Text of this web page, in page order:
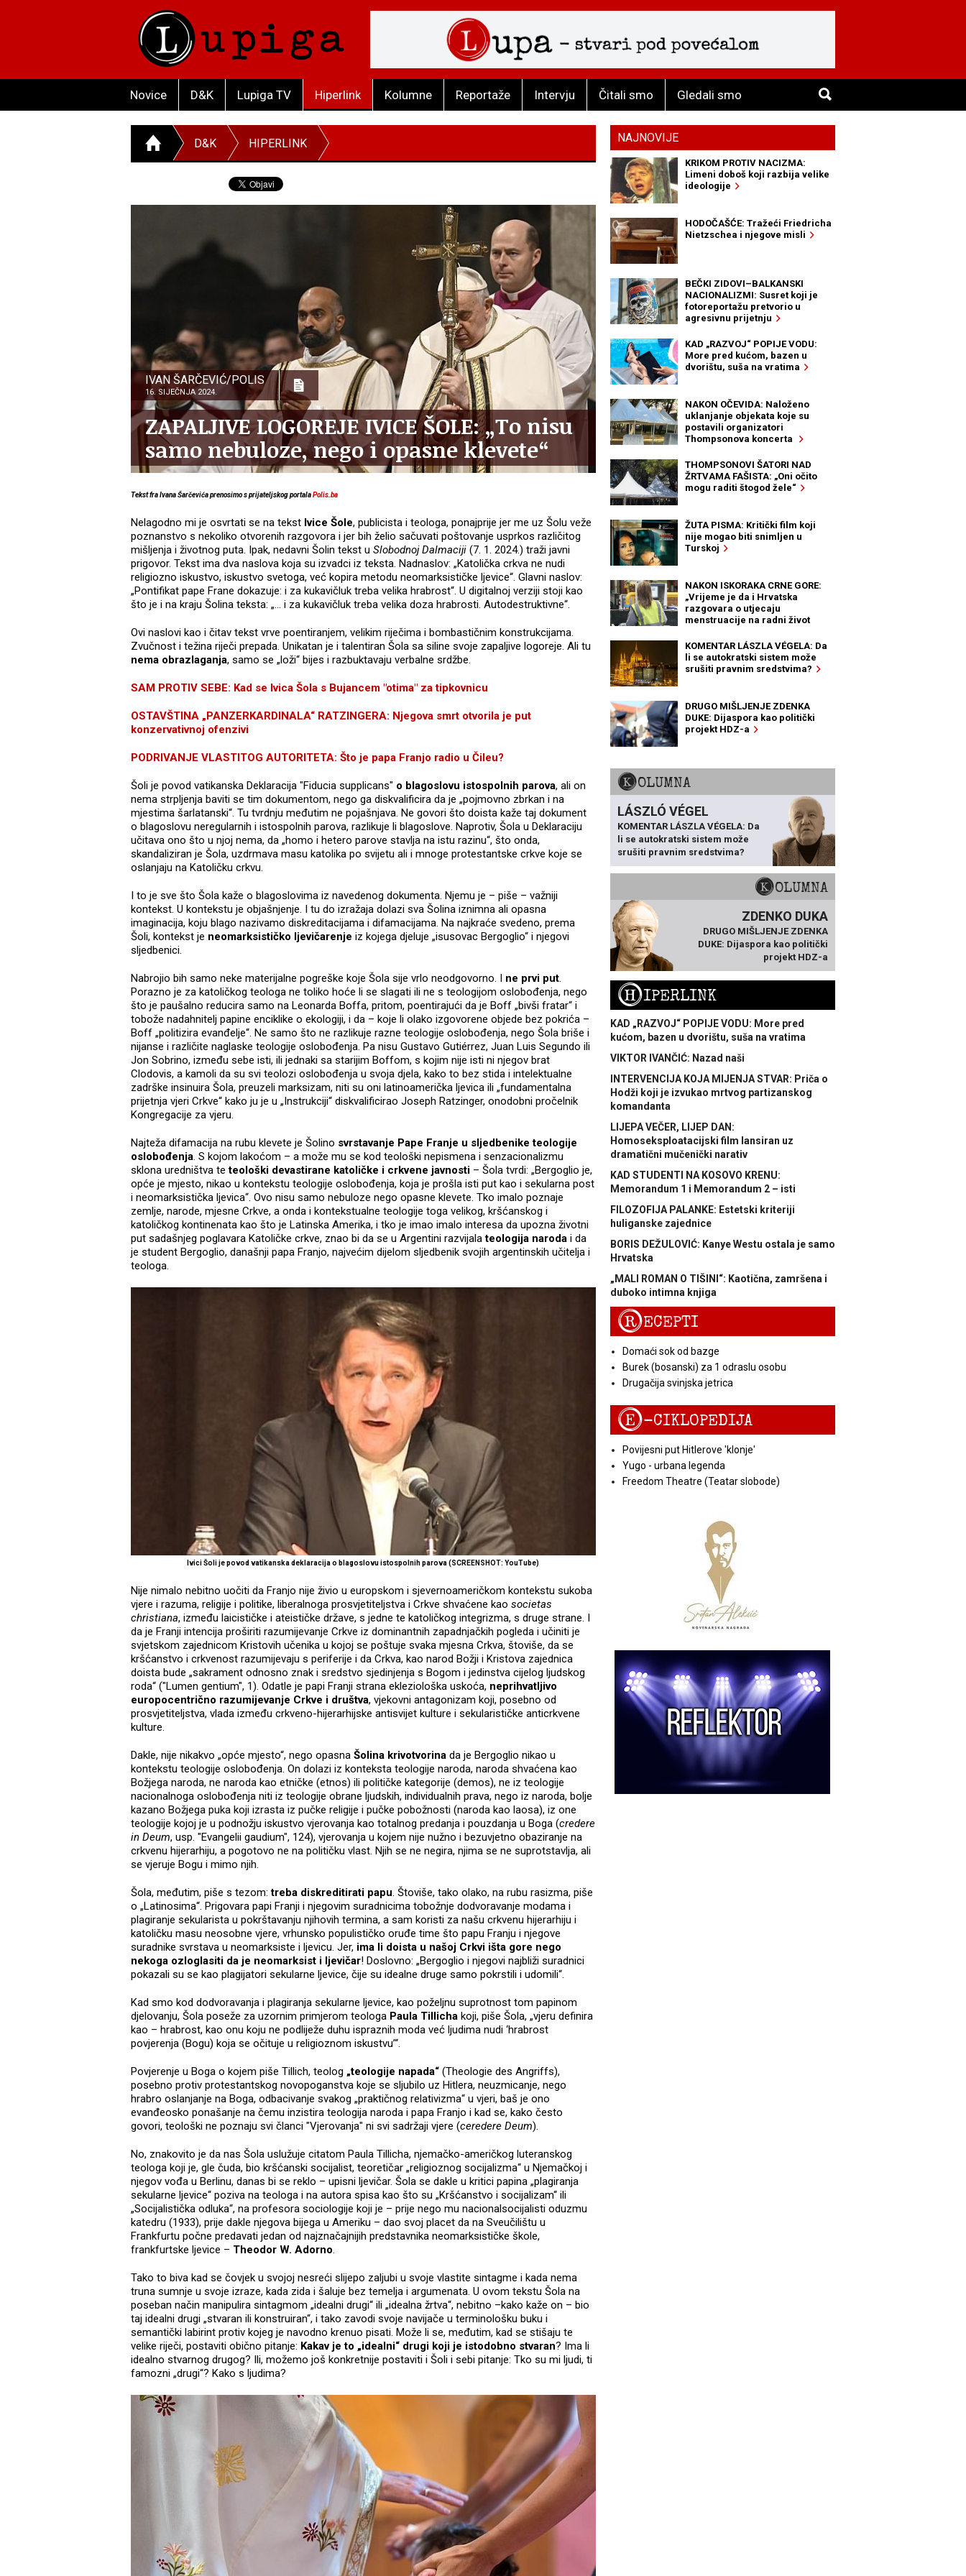
Novice D&K Lupiga TV Hiperlink Kolumne Reportaže Intervju Čitali smo Gledali smo
D&K HIPERLINK
IVAN ŠARČEVIĆ/POLIS
16. SIJEČNJA 2024.
ZAPALJIVE LOGOREJE IVICE ŠOLE: „To nisu
samo nebuloze, nego i opasne klevete“
Tekst fra Ivana Šarčevića prenosimo s prijateljskog portalaPolis.ba
Nelagodno mi je osvrtati se na tekst Ivice Šole, publicista i teologa, ponajprije jer me uz Šolu veže
poznanstvo s nekoliko otvorenih razgovora i jer bih želio sačuvati poštovanje usprkos različitog
mišljenja i životnog puta. Ipak, nedavni Šolin tekst u Slobodnoj Dalmaciji (7. 1. 2024.) traži javni
prigovor. Tekst ima dva naslova koja su izvadci iz teksta. Nadnaslov: „Katolička crkva ne nudi
religiozno iskustvo, iskustvo svetoga, već kopira metodu neomarksističke ljevice“. Glavni naslov:
„Pontifikat pape Frane dokazuje: i za kukavičluk treba velika hrabrost“. U digitalnoj verziji stoji kao
što je i na kraju Šolina teksta: „… i za kukavičluk treba velika doza hrabrosti. Autodestruktivne“.
Ovi naslovi kao i čitav tekst vrve poentiranjem, velikim riječima i bombastičnim konstrukcijama.
Zvučnost i težina riječi prepada. Unikatan je i talentiran Šola sa siline svoje zapaljive logoreje. Ali tu
nema obrazlaganja, samo se „loži“ bijes i razbuktavaju verbalne srdžbe.
SAM PROTIV SEBE: Kad se Ivica Šola s Bujancem "otima" za tipkovnicu
OSTAVŠTINA „PANZERKARDINALA“ RATZINGERA: Njegova smrt otvorila je put
konzervativnoj ofenzivi
PODRIVANJE VLASTITOG AUTORITETA: Što je papa Franjo radio u Čileu?
Šoli je povod vatikanska Deklaracija "Fiducia supplicans" o blagoslovu istospolnih parova, ali on
nema strpljenja baviti se tim dokumentom, nego ga diskvalificira da je „pojmovno zbrkan i na
mjestima šarlatanski“. Tu tvrdnju međutim ne pojašnjava. Ne govori što doista kaže taj dokument
o blagoslovu neregularnih i istospolnih parova, razlikuje li blagoslove. Naprotiv, Šola u Deklaraciju
učitava ono što u njoj nema, da „homo i hetero parove stavlja na istu razinu“, što onda,
skandaliziran je Šola, uzdrmava masu katolika po svijetu ali i mnoge protestantske crkve koje se
oslanjaju na Katoličku crkvu.
I to je sve što Šola kaže o blagoslovima iz navedenog dokumenta. Njemu je – piše – važniji
kontekst. U kontekstu je objašnjenje. I tu do izražaja dolazi sva Šolina iznimna ali opasna
imaginacija, koju blago nazivamo diskreditacijama i difamacijama. Na najkraće svedeno, prema
Šoli, kontekst je neomarksističko ljevičarenje iz kojega djeluje „isusovac Bergoglio“ i njegovi
sljedbenici.
Nabrojio bih samo neke materijalne pogreške koje Šola sije vrlo neodgovorno. I ne prvi put.
Porazno je za katoličkog teologa ne toliko hoće li se slagati ili ne s teologijom oslobođenja, nego
što je paušalno reducira samo na Leonarda Boffa, pritom, poentirajući da je Boff „bivši fratar“ i
tobože nadahnitelj papine enciklike o ekologiji, i da – koje li olako izgovorene objede bez pokrića –
Boff „politizira evanđelje“. Ne samo što ne razlikuje razne teologije oslobođenja, nego Šola briše i
nijanse i različite naglaske teologije oslobođenja. Pa nisu Gustavo Gutiérrez, Juan Luis Segundo ili
Jon Sobrino, između sebe isti, ili jednaki sa starijim Boffom, s kojim nije isti ni njegov brat
Clodovis, a kamoli da su svi teolozi oslobođenja u svoja djela, kako to bez stida i intelektualne
zadrške insinuira Šola, preuzeli marksizam, niti su oni latinoamerička ljevica ili „fundamentalna
prijetnja vjeri Crkve“ kako ju je u „Instrukciji“ diskvalificirao Joseph Ratzinger, onodobni pročelnik
Kongregacije za vjeru.
Najteža difamacija na rubu klevete je Šolino svrstavanje Pape Franje u sljedbenike teologije
oslobođenja. S kojom lakoćom – a može mu se kod teološki nepismena i senzacionalizmu
sklona uredništva teteološki devastirane katoličke i crkvene javnosti – Šola tvrdi: „Bergoglio je,
opće je mjesto, nikao u kontekstu teologije oslobođenja, koja je prošla isti put kao i sekularna post
i neomarksistička ljevica“. Ovo nisu samo nebuloze nego opasne klevete. Tko imalo poznaje
zemlje, narode, mjesne Crkve, a onda i kontekstualne teologije toga velikog, kršćanskog i
katoličkog kontinenata kao što je Latinska Amerika, i tko je imao imalo interesa da upozna životni
put sadašnjeg poglavara Katoličke crkve, znao bi da se u Argentini razvijalateologija naroda i da
je student Bergoglio, današnji papa Franjo, najvećim dijelom sljedbenik svojih argentinskih učitelja i
teologa.
Ivici Šoli je povod vatikanska deklaracija o blagoslovu istospolnih parova (SCREENSHOT: YouTube)
Nije nimalo nebitno uočiti da Franjo nije živio u europskom i sjevernoameričkom kontekstu sukoba
vjere i razuma, religije i politike, liberalnoga prosvjetiteljstva i Crkve shvaćene kao societas
christiana, između laicističke i ateističke države, s jedne te katoličkog integrizma, s druge strane. I
da je Franji intencija proširiti razumijevanje Crkve iz dominantnih zapadnjačkih pogleda i učiniti je
svjetskom zajednicom Kristovih učenika u kojoj se poštuje svaka mjesna Crkva, štoviše, da se
kršćanstvo i crkvenost razumijevaju s periferije i da Crkva, kao narod Božji i Kristova zajednica
doista bude „sakrament odnosno znak i sredstvo sjedinjenja s Bogom i jedinstva cijelog ljudskog
roda“ ("Lumen gentium", 1). Odatle je papi Franji strana ekleziološka uskoća, neprihvatljivo
europocentrično razumijevanje Crkve i društva, vjekovni antagonizam koji, posebno od
prosvjetiteljstva, vlada između crkveno-hijerarhijske antisvijet kulture i sekularističke anticrkvene
kulture.
Dakle, nije nikakvo „opće mjesto“, nego opasna Šolina krivotvorina da je Bergoglio nikao u
kontekstu teologije oslobođenja. On dolazi iz konteksta teologije naroda, naroda shvaćena kao
Božjega naroda, ne naroda kao etničke (etnos) ili političke kategorije (demos), ne iz teologije
nacionalnoga oslobođenja niti iz teologije obrane ljudskih, individualnih prava, nego iz naroda, bolje
kazano Božjega puka koji izrasta iz pučke religije i pučke pobožnosti (naroda kao laosa), iz one
teologije kojoj je u podnožju iskustvo vjerovanja kao totalnog predanja i pouzdanja u Boga (credere
in Deum, usp. "Evangelii gaudium", 124), vjerovanja u kojem nije nužno i bezuvjetno obaziranje na
crkvenu hijerarhiju, a pogotovo ne na političku vlast. Njih se ne negira, njima se ne suprotstavlja, ali
se vjeruje Bogu i mimo njih.
Šola, međutim, piše s tezom: treba diskreditirati papu. Štoviše, tako olako, na rubu rasizma, piše
o „Latinosima“. Prigovara papi Franji i njegovim suradnicima tobožnje dodvoravanje modama i
plagiranje sekularista u pokrštavanju njihovih termina, a sam koristi za našu crkvenu hijerarhiju i
katoličku masu neosobne vjere, vrhunsko populističko oruđe time što papu Franju i njegove
suradnike svrstava u neomarksiste i ljevicu. Jer, ima li doista u našoj Crkvi išta gore nego
nekoga ozloglasiti da je neomarksist i ljevičar! Doslovno: „Bergoglio i njegovi najbliži suradnici
pokazali su se kao plagijatori sekularne ljevice, čije su idealne druge samo pokrstili i udomili“.
Kad smo kod dodvoravanja i plagiranja sekularne ljevice, kao poželjnu suprotnost tom papinom
djelovanju, Šola poseže za uzornim primjerom teologa Paula Tillicha koji, piše Šola, „vjeru definira
kao – hrabrost, kao onu koju ne podliježe duhu ispraznih moda već ljudima nudi ‘hrabrost
povjerenja (Bogu) koja se očituje u religioznom iskustvu’“.
Povjerenje u Boga o kojem piše Tillich, teolog „teologije napada“ (Theologie des Angriffs),
posebno protiv protestantskog novopoganstva koje se sljubilo uz Hitlera, neuzmicanje, nego
hrabro oslanjanje na Boga, odbacivanje svakog „praktičnog relativizma“ u vjeri, baš je ono
evanđeosko ponašanje na čemu inzistira teologija naroda i papa Franjo i kad se, kako često
govori, teološki ne poznaju svi članci "Vjerovanja" ni svi sadržaji vjere (ceredere Deum).
No, znakovito je da nas Šola uslužuje citatom Paula Tillicha, njemačko-američkog luteranskog
teologa koji je, gle čuda, bio kršćanski socijalist, teoretičar „religioznog socijalizma“ u Njemačkoj i
njegov vođa u Berlinu, danas bi se reklo – upisni ljevičar. Šola se dakle u kritici papina „plagiranja
sekularne ljevice“ poziva na teologa i na autora spisa kao što su „Kršćanstvo i socijalizam“ ili
„Socijalistička odluka“, na profesora sociologije koji je – prije nego mu nacionalsocijalisti oduzmu
katedru (1933), prije dakle njegova bijega u Ameriku – dao svoj placet da na Sveučilištu u
Frankfurtu počne predavati jedan od najznačajnijih predstavnika neomarksističke škole,
frankfurtske ljevice – Theodor W. Adorno.
Tako to biva kad se čovjek u svojoj nesreći slijepo zaljubi u svoje vlastite sintagme i kada nema
truna sumnje u svoje izraze, kada zida i šaluje bez temelja i argumenata. U ovom tekstu Šola na
poseban način manipulira sintagmom „idealni drugi“ ili „idealna žrtva“, nebitno –kako kaže on – bio
taj idealni drugi „stvaran ili konstruiran“, i tako zavodi svoje navijače u terminološku buku i
semantički labirint protiv kojeg je navodno krenuo pisati. Može li se, međutim, kad se stišaju te
velike riječi, postaviti obično pitanje: Kakav je to „idealni“ drugi koji je istodobno stvaran? Ima li
idealno stvarnog drugog? Ili, možemo još konkretnije postaviti i Šoli i sebi pitanje: Tko su mi ljudi, ti
famozni „drugi“? Kako s ljudima?
NAJNOVIJE
KRIKOM PROTIV NACIZMA:
Limeni doboš koji razbija velike
ideologije
HODOČAŠĆE: Tražeći Friedricha
Nietzschea i njegove misli
BEČKI ZIDOVI–BALKANSKI
NACIONALIZMI: Susret koji je
fotoreportažu pretvorio u
agresivnu prijetnju
KAD „RAZVOJ“ POPIJE VODU:
More pred kućom, bazen u
dvorištu, suša na vratima
NAKON OČEVIDA: Naloženo
uklanjanje objekata koje su
postavili organizatori
Thompsonova koncerta
THOMPSONOVI ŠATORI NAD
ŽRTVAMA FAŠISTA: „Oni očito
mogu raditi štogod žele“
ŽUTA PISMA: Kritički film koji
nije mogao biti snimljen u
Turskoj
NAKON ISKORAKA CRNE GORE:
„Vrijeme je da i Hrvatska
razgovara o utjecaju
menstruacije na radni život
KOMENTAR LÁSZLA VÉGELA: Da
li se autokratski sistem može
srušiti pravnim sredstvima?
DRUGO MIŠLJENJE ZDENKA
DUKE: Dijaspora kao politički
projekt HDZ-a
KOLUMNA
LÁSZLÓ VÉGEL
KOMENTAR LÁSZLA VÉGELA: Da
li se autokratski sistem može
srušiti pravnim sredstvima?
KOLUMNA
ZDENKO DUKA
DRUGO MIŠLJENJE ZDENKA
DUKE: Dijaspora kao politički
projekt HDZ-a
HIPERLINK
KAD „RAZVOJ“ POPIJE VODU: More pred
kućom, bazen u dvorištu, suša na vratima
VIKTOR IVANČIĆ: Nazad naši
INTERVENCIJA KOJA MIJENJA STVAR: Priča o
Hodži koji je izvukao mrtvog partizanskog
komandanta
LIJEPA VEČER, LIJEP DAN:
Homoseksploatacijski film lansiran uz
dramatični mučenički narativ
KAD STUDENTI NA KOSOVO KRENU:
Memorandum 1 i Memorandum 2 – isti
FILOZOFIJA PALANKE: Estetski kriteriji
huliganske zajednice
BORIS DEŽULOVIĆ: Kanye Westu ostala je samo
Hrvatska
„MALI ROMAN O TIŠINI“: Kaotična, zamršena i
duboko intimna knjiga
RECEPTI
Domaći sok od bazge
Burek (bosanski) za 1 odraslu osobu
Drugačija svinjska jetrica
E-CIKLOPEDIJA
Povijesni put Hitlerove 'klonje'
Yugo - urbana legenda
Freedom Theatre (Teatar slobode)